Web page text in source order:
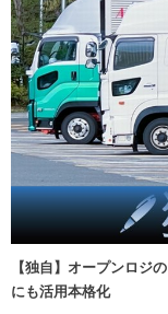
【独自】オープンロジ
にも活用本格化